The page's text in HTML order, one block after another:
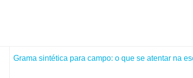
Grama sintética para campo: o que se atentar na